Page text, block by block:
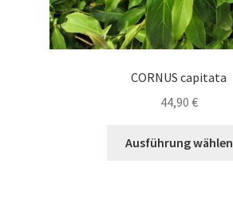
CORNUS capitata
44,90 €
Ausführung wählen